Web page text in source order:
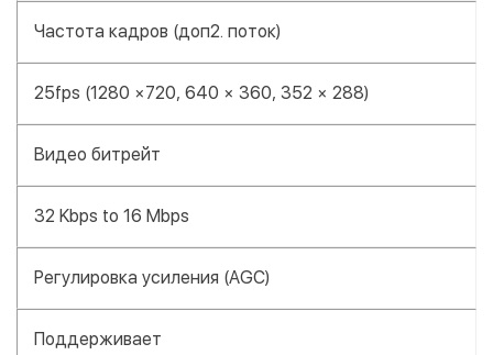
Частота кадров (доп2. поток)
25fps (1280 ×720, 640 × 360, 352 × 288)
Видео битрейт
32 Kbps to 16 Mbps
Регулировка усиления (AGC)
Поддерживает